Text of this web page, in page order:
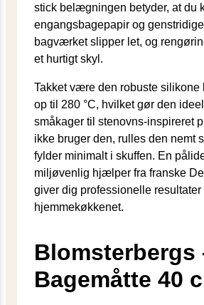
stick belægningen betyder, at du
engangsbagepapir og
bagværket slipper let, og
et hurtigt skyl.
Takket være den robuste silikone
op til 280 °C, hvilket gør den
småkager til stenovns-inspireret
ikke bruger den, rulles den nemt
fylder minimalt i skuffen. En
miljøvenlig hjælper fra franske
giver dig professionelle resultater
hjemmekøkkenet.
Blomsterbergs
Bagemåtte 40